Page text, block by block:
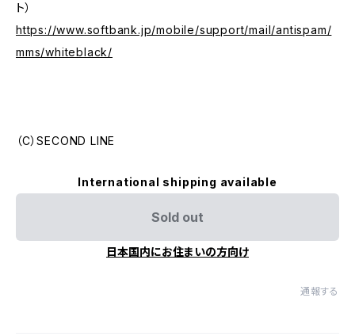
ト）
https://www.softbank.jp/mobile/support/mail/antispam/
mms/whiteblack/
（C）SECOND LINE
International shipping available
Sold out
日本国内にお住まいの方向け
通報する